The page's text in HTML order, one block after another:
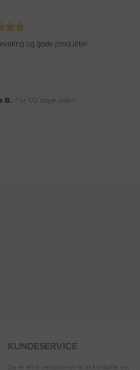
og gode produkter
B., For 172 dage siden
KUNDESERVICE
Du er altid velkommen til at kontakte os,